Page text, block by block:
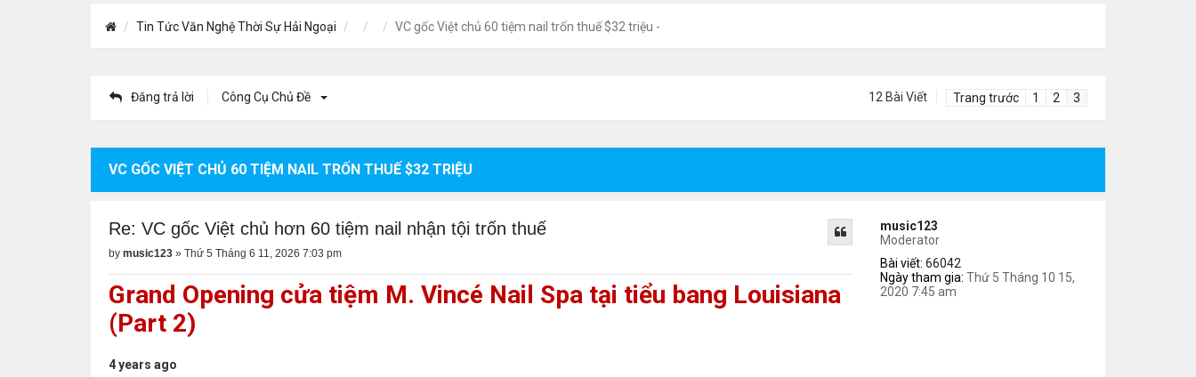
Tin Tức Văn Nghệ Thời Sự Hải Ngoại VC gốc Việt chủ 60 tiệm nail trốn thuế $32 triệu -
Đăng trả lời Công Cụ Chủ Đề 12 Bài Viết Trang trước 1 2 3
VC GỐC VIỆT CHỦ 60 TIỆM NAIL TRỐN THUẾ $32 TRIỆU
music123
Moderator
Bài viết: 66042
Ngày tham gia: Thứ 5 Tháng 10 15,
2020 7:45 am
Re: VC gốc Việt chủ hơn 60 tiệm nail nhận tội trốn thuế
by music123 » Thứ 5 Tháng 6 11, 2026 7:03 pm
Grand Opening cửa tiệm M. Vincé Nail Spa tại tiểu bang Louisiana
(Part 2)
4 years ago